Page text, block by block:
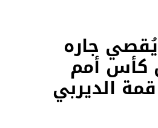
جاره
كأس أمم
الديربي